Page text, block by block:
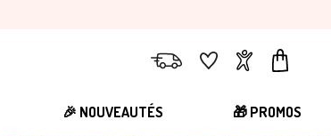
LivraisonFavorisComptePanier
🎉 NOUVEAUTÉS 🎁 PROMOS